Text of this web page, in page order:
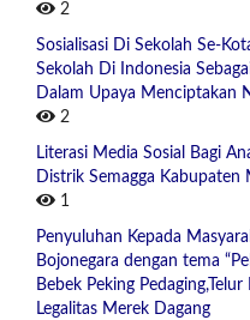
2
Sosialisasi Di Sekolah Se-
Sekolah Di Indonesia
Dalam Upaya Menciptakan
2
Literasi Media Sosial Bagi
Distrik Semagga Kabupaten
1
Penyuluhan Kepada
Bojonegara dengan tema
Bebek Peking
Legalitas Merek Dagang